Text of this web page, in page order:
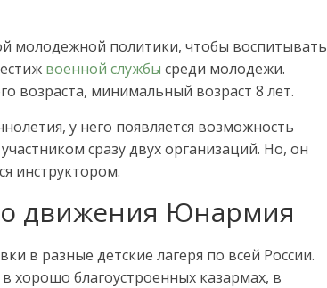
молодежной политики, чтобы воспитывать
военной службы среди молодежи.
возраста, минимальный возраст 8 лет.
у него появляется возможность
сразу двух организаций. Но, он
инструктором.
движения Юнармия
в разные детские лагеря по всей России.
хорошо благоустроенных казармах, в